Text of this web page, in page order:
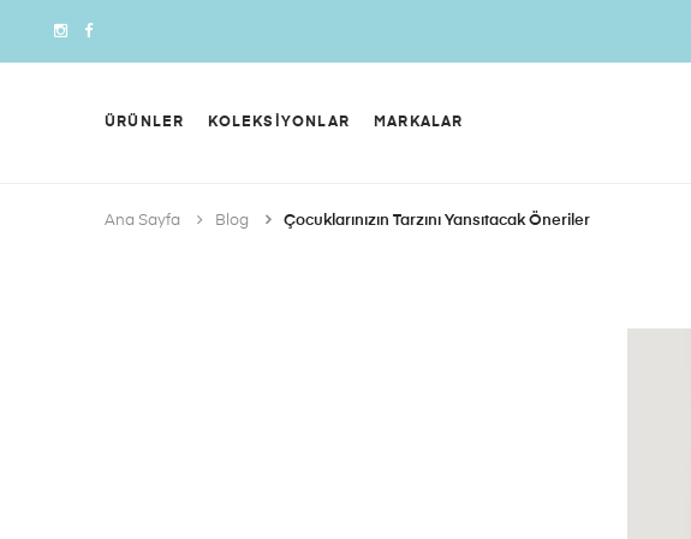
ÜRÜNLER KOLEKSİYONLAR MARKALAR
Ana Sayfa Blog Çocuklarınızın Tarzını Yansıtacak Öneriler